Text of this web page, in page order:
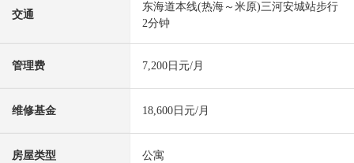
交通
东海道本线(热海～米原)三河安城站步行
2分钟
管理费 7,200日元/月
维修基金 18,600日元/月
房屋类型 公寓